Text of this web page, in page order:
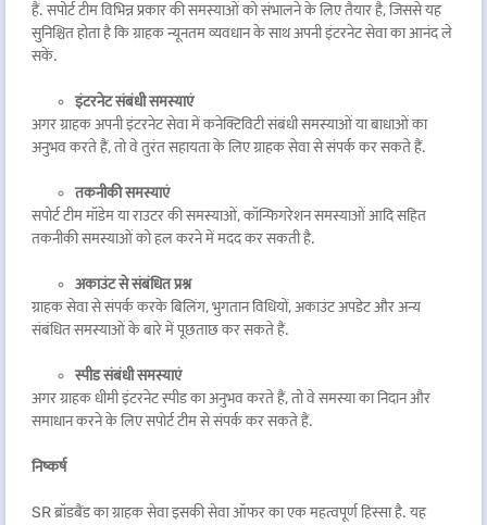
हैं. सपोर्ट टीम विभिन्न प्रकार की समस्याओं को संभालने के लिए तैयार है, जिससे यह
सुनिश्चित होता है कि ग्राहक न्यूनतम व्यवधान के साथ अपनी इंटरनेट सेवा का आनंद ले
सकें.
इंटरनेट संबंधी समस्याएं
अगर ग्राहक अपनी इंटरनेट सेवा में कनेक्टिविटी संबंधी समस्याओं या बाधाओं का
अनुभव करते हैं, तो वे तुरंत सहायता के लिए ग्राहक सेवा से संपर्क कर सकते हैं.
तकनीकी समस्याएं
सपोर्ट टीम मॉडेम या राउटर की समस्याओं, कॉन्फिगरेशन समस्याओं आदि सहित
तकनीकी समस्याओं को हल करने में मदद कर सकती है.
अकाउंट से संबंधित प्रश्न
ग्राहक सेवा से संपर्क करके बिलिंग, भुगतान विधियों, अकाउंट अपडेट और अन्य
संबंधित समस्याओं के बारे में पूछताछ कर सकते हैं.
स्पीड संबंधी समस्याएं
अगर ग्राहक धीमी इंटरनेट स्पीड का अनुभव करते हैं, तो वे समस्या का निदान और
समाधान करने के लिए सपोर्ट टीम से संपर्क कर सकते हैं.
निष्कर्ष
SR ब्रॉडबैंड का ग्राहक सेवा इसकी सेवा ऑफर का एक महत्वपूर्ण हिस्सा है. यह